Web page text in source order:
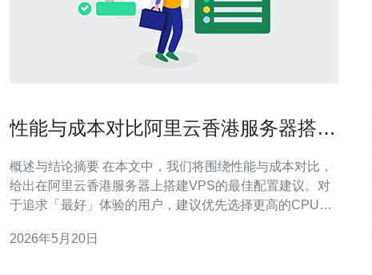
性能与成本对比阿里云香港服务器搭建
概述与结论摘要 在本文中，我们将围绕性能与成本对比，
给出在阿里云香港服务器上搭建VPS的最佳配置建议。对
于追求「最好」体验的用户，建议优先选择更高的CPU、
量付费或竞价型实例；而在性价比上「最佳」通常是中等
2026年5月20日